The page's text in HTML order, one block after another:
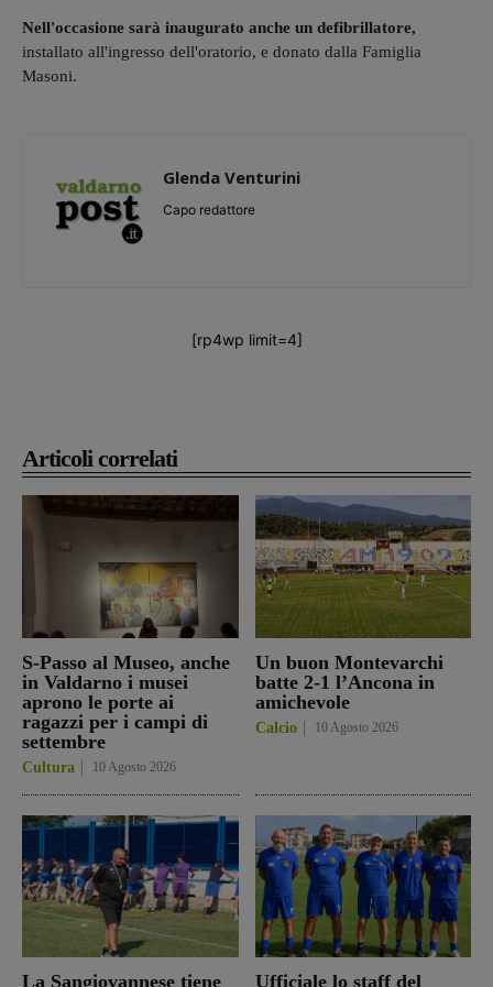
Articoli correlati
S-Passo al Museo, anche
in Valdarno i musei
aprono le porte ai
ragazzi per i campi di
settembre
Cultura 10 Agosto 2026
Un buon Montevarchi
batte 2-1 l’Ancona in
amichevole
Calcio 10 Agosto 2026
La Sangiovannese tiene
Ufficiale lo staff del
Nell'occasione sarà inaugurato anche un defibrillatore,
installato all'ingresso dell'oratorio, e donato dalla Famiglia
Masoni.
Glenda Venturini
Capo redattore
[rp4wp limit=4]